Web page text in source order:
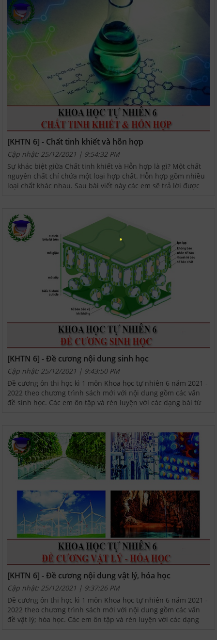
[KHTN 6] - Chất tinh khiết và hỗn hợp
Cập nhật: 25/12/2021 | 9:54:32 PM
Sự khác biệt giữa Chất tinh khiết và Hỗn hợp là gì? Một chất
nguyên chất chỉ chứa một loại hợp chất. Hỗn hợp gồm nhiều
loại chất khác nhau. Sau bài viết này các em sẽ trả lời được
[KHTN 6] - Đề cương nội dung sinh học
Cập nhật: 25/12/2021 | 9:43:50 PM
Đề cương ôn thi học kì 1 môn Khoa học tự nhiên 6 năm 2021 -
2022 theo chương trình sách mới với nội dung gồm các vấn
đề sinh học. Các em ôn tập và rèn luyện với các dạng bài từ
[KHTN 6] - Đề cương nội dung vật lý, hóa học
Cập nhật: 25/12/2021 | 9:37:26 PM
Đề cương ôn thi học kì 1 môn Khoa học tự nhiên 6 năm 2021 -
2022 theo chương trình sách mới với nội dung gồm các vấn
đề vật lý; hóa học. Các em ôn tập và rèn luyện với các dạng